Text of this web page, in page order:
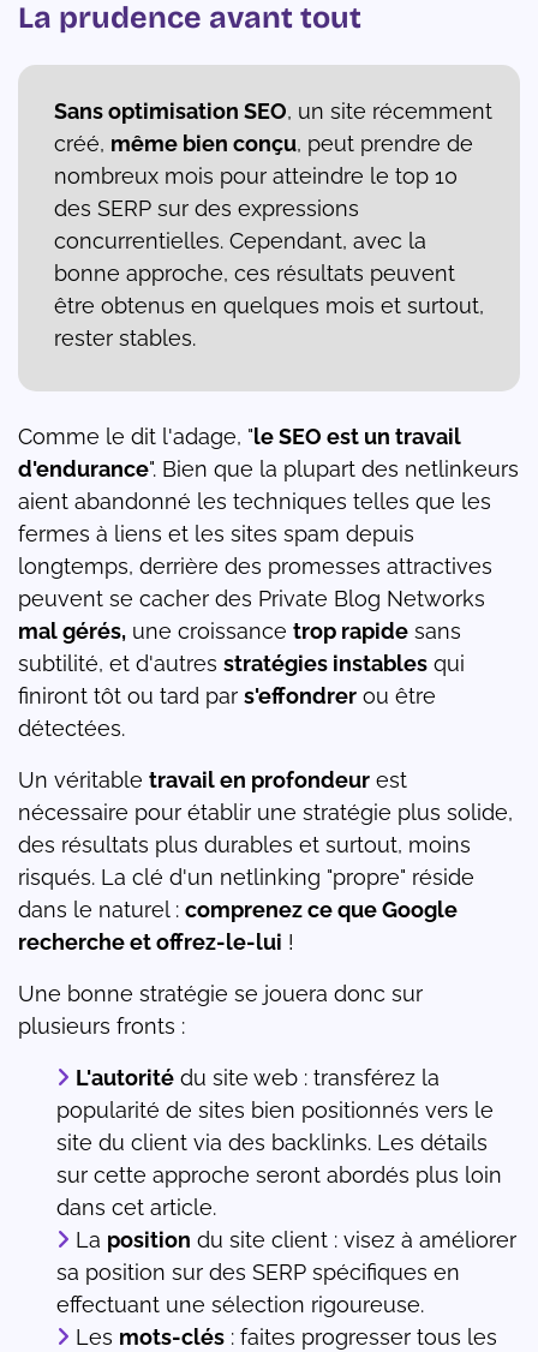
La prudence avant tout
Sans optimisation SEO, un site récemment
créé, même bien conçu, peut prendre de
nombreux mois pour atteindre le top 10
des SERP sur des expressions
concurrentielles. Cependant, avec la
bonne approche, ces résultats peuvent
être obtenus en quelques mois et surtout,
rester stables.
Comme le dit l'adage, "le SEO est un travail
d'endurance". Bien que la plupart des netlinkeurs
aient abandonné les techniques telles que les
fermes à liens et les sites spam depuis
longtemps, derrière des promesses attractives
peuvent se cacher des Private Blog Networks
mal gérés, une croissance trop rapide sans
subtilité, et d'autres stratégies instables qui
finiront tôt ou tard par s'effondrer ou être
détectées.
Un véritable travail en profondeur est
nécessaire pour établir une stratégie plus solide,
des résultats plus durables et surtout, moins
risqués. La clé d'un netlinking "propre" réside
dans le naturel : comprenez ce que Google
recherche et offrez-le-lui !
Une bonne stratégie se jouera donc sur
plusieurs fronts :
L'autorité du site web : transférez la
popularité de sites bien positionnés vers le
site du client via des backlinks. Les détails
sur cette approche seront abordés plus loin
dans cet article.
La position du site client : visez à améliorer
sa position sur des SERP spécifiques en
effectuant une sélection rigoureuse.
Les mots-clés : faites progresser tous les